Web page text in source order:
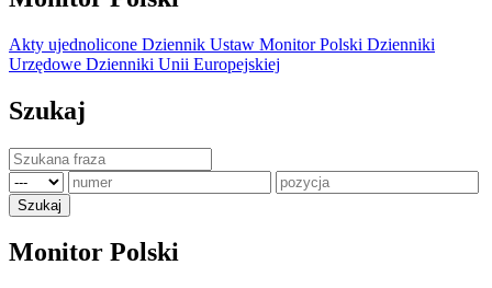
Akty ujednolicone Dziennik Ustaw Monitor Polski Dzienniki
Urzędowe Dzienniki Unii Europejskiej
Szukaj
Monitor Polski